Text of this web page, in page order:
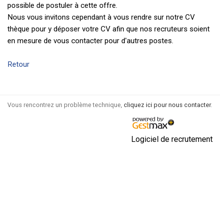
possible de postuler à cette offre.
Nous vous invitons cependant à vous rendre sur notre CV
thèque pour y déposer votre CV afin que nos recruteurs soient
en mesure de vous contacter pour d'autres postes.
Retour
Vous rencontrez un problème technique, cliquez ici pour nous contacter.
Logiciel de recrutement